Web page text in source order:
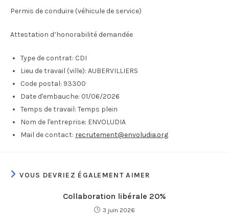
Permis de conduire (véhicule de service)
Attestation d’honorabilité demandée
Type de contrat: CDI
Lieu de travail (ville): AUBERVILLIERS
Code postal: 93300
Date d'embauche: 01/06/2026
Temps de travail: Temps plein
Nom de l'entreprise: ENVOLUDIA
Mail de contact: recrutement@envoludia.org
VOUS DEVRIEZ ÉGALEMENT AIMER
Collaboration libérale 20%
3 juin 2026